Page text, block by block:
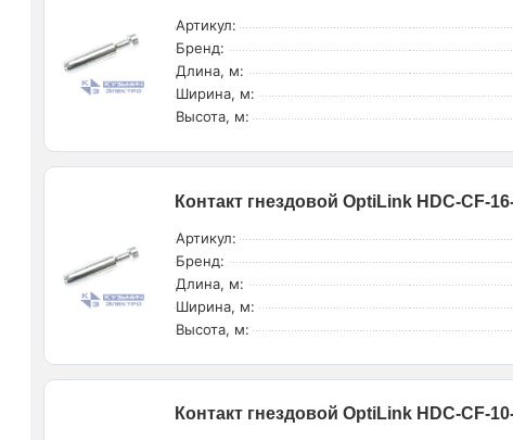
Артикул:
Бренд:
Длина, м:
Ширина, м:
Высота, м:
Контакт гнездовой OptiLink HDC-CF-
Артикул:
Бренд:
Длина, м:
Ширина, м:
Высота, м:
Контакт гнездовой OptiLink HDC-CF-